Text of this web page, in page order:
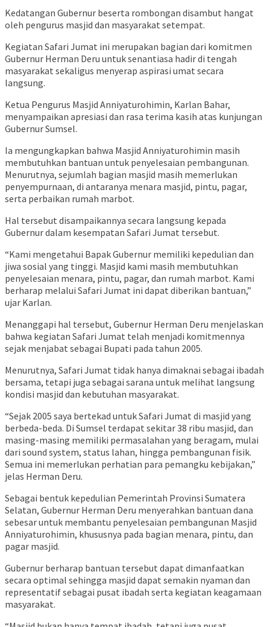
Kedatangan Gubernur beserta rombongan disambut hangat
oleh pengurus masjid dan masyarakat setempat.
Kegiatan Safari Jumat ini merupakan bagian dari komitmen
Gubernur Herman Deru untuk senantiasa hadir di tengah
masyarakat sekaligus menyerap aspirasi umat secara
langsung.
Ketua Pengurus Masjid Anniyaturohimin, Karlan Bahar,
menyampaikan apresiasi dan rasa terima kasih atas kunjungan
Gubernur Sumsel.
Ia mengungkapkan bahwa Masjid Anniyaturohimin masih
membutuhkan bantuan untuk penyelesaian pembangunan.
Menurutnya, sejumlah bagian masjid masih memerlukan
penyempurnaan, di antaranya menara masjid, pintu, pagar,
serta perbaikan rumah marbot.
Hal tersebut disampaikannya secara langsung kepada
Gubernur dalam kesempatan Safari Jumat tersebut.
“Kami mengetahui Bapak Gubernur memiliki kepedulian dan
jiwa sosial yang tinggi. Masjid kami masih membutuhkan
penyelesaian menara, pintu, pagar, dan rumah marbot. Kami
berharap melalui Safari Jumat ini dapat diberikan bantuan,”
ujar Karlan.
Menanggapi hal tersebut, Gubernur Herman Deru menjelaskan
bahwa kegiatan Safari Jumat telah menjadi komitmennya
sejak menjabat sebagai Bupati pada tahun 2005.
Menurutnya, Safari Jumat tidak hanya dimaknai sebagai ibadah
bersama, tetapi juga sebagai sarana untuk melihat langsung
kondisi masjid dan kebutuhan masyarakat.
“Sejak 2005 saya bertekad untuk Safari Jumat di masjid yang
berbeda-beda. Di Sumsel terdapat sekitar 38 ribu masjid, dan
masing-masing memiliki permasalahan yang beragam, mulai
dari sound system, status lahan, hingga pembangunan fisik.
Semua ini memerlukan perhatian para pemangku kebijakan,”
jelas Herman Deru.
Sebagai bentuk kepedulian Pemerintah Provinsi Sumatera
Selatan, Gubernur Herman Deru menyerahkan bantuan dana
sebesar untuk membantu penyelesaian pembangunan Masjid
Anniyaturohimin, khususnya pada bagian menara, pintu, dan
pagar masjid.
Gubernur berharap bantuan tersebut dapat dimanfaatkan
secara optimal sehingga masjid dapat semakin nyaman dan
representatif sebagai pusat ibadah serta kegiatan keagamaan
masyarakat.